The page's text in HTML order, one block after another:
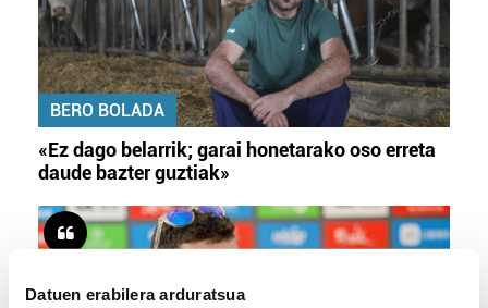
Datuen erabilera arduratsua
BERO BOLADA
«Ez dago belarrik; garai honetarako oso erreta
daude bazter guztiak»